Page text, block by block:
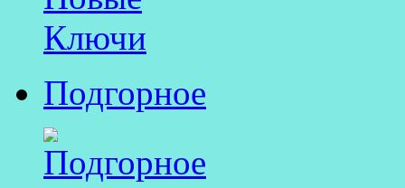
Подгорное